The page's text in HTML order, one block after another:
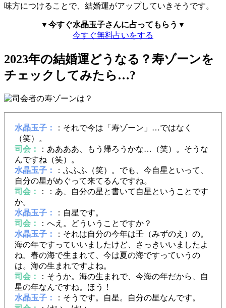
味方につけることで、結婚運がアップしていきそうです。
▼今すぐ水晶玉子さんに占ってもらう▼
今すぐ無料占いをする
2023年の結婚運どうなる？寿ゾーンを
チェックしてみたら…?
水晶玉子：
：それで今は「寿ゾーン」…ではなく
（笑）。
司会：
：ああああ、もう帰ろうかな…（笑）。そうな
んですね（笑）。
水晶玉子：
：ふふふ（笑）。でも、今自星といって、
自分の星がめぐって来てるんですね。
司会：
：：あ、自分の星と書いて自星ということです
か。
水晶玉子：
：自星です。
司会：
：へえ。どういうことですか？
水晶玉子：
：それは自分の今年は壬（みずのえ）の。
海の年ですっていいましたけど、さっきいいましたよ
ね。春の海で生まれて、今は夏の海ですっていうの
は。海の生まれですよね。
司会：
：そうか。海の生まれで、今海の年だから、自
星の年なんですね。ほう！
水晶玉子：
：そうです。自星。自分の星なんです。